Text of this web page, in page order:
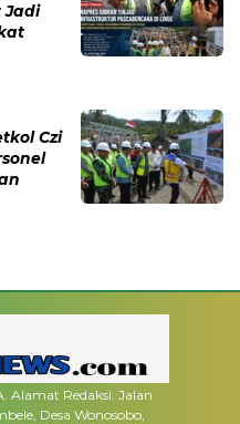
Jadi
Czi
Alamat Redaksi. Jalan
Desa Wonosobo,